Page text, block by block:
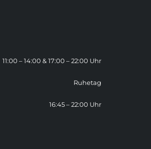
11:00 – 14:00 & 17:00 – 22:00 Uhr
Ruhetag
16:45 – 22:00 Uhr